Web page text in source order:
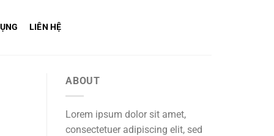
LIÊN HỆ
ABOUT
Lorem ipsum dolor sit amet,
consectetuer adipiscing elit, sed